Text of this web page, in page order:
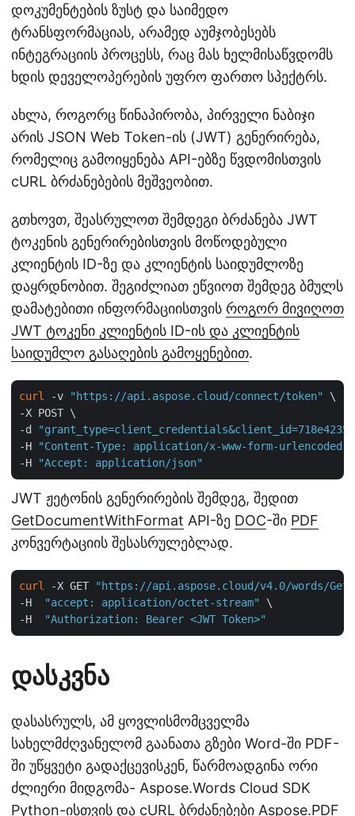
დოკუმენტების ზუსტ და საიმედო
ტრანსფორმაციას, არამედ აუმჯობესებს
ინტეგრაციის პროცესს, რაც მას ხელმისაწვდომს
ხდის დეველოპერების უფრო ფართო სპექტრს.
ახლა, როგორც წინაპირობა, პირველი ნაბიჯი
არის JSON Web Token-ის (JWT) გენერირება,
რომელიც გამოიყენება API-ებზე წვდომისთვის
cURL ბრძანებების მეშვეობით.
გთხოვთ, შეასრულოთ შემდეგი ბრძანება JWT
ტოკენის გენერირებისთვის მოწოდებული
კლიენტის ID-ზე და კლიენტის საიდუმლოზე
დაყრდნობით. შეგიძლიათ ეწვიოთ შემდეგ ბმულს
დამატებითი ინფორმაციისთვის როგორ მივიღოთ
JWT ტოკენი კლიენტის ID-ის და კლიენტის
საიდუმლო გასაღების გამოყენებით.
curl -v "https://api.aspose.cloud/connect/token"
\
-X POST \
-d
"grant_type=client_credentials&client_id=718e4235-
-H
"Content-Type: application/x-www-form-urlencoded"
-H
"Accept: application/json"
JWT ჟეტონის გენერირების შემდეგ, შედით
GetDocumentWithFormat API-ზე DOC-ში PDF
კონვერტაციის შესასრულებლად.
curl -X GET
"https://api.aspose.cloud/v4.0/words/
-H
"accept: application/octet-stream"
\
-H
"Authorization: Bearer <JWT Token>"
დასკვნა
დასასრულს, ამ ყოვლისმომცველმა
სახელმძღვანელომ გაანათა გზები Word-ში PDF-
ში უწყვეტი გადაქცევისკენ, წარმოადგინა ორი
ძლიერი მიდგომა- Aspose.Words Cloud SDK
Python-ისთვის და cURL ბრძანებები Aspose.PDF